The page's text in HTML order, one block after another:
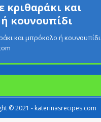
κριθαράκι και
κουνουπίδι
και μπρόκολο ή κουνουπίδι
© 2021 - katerinasrecipes.com